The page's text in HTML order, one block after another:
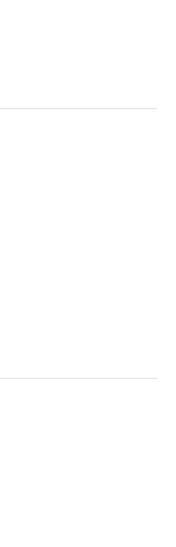
Примерно
в…
на Euro
Footwear
в
и…
раздел и
обновить